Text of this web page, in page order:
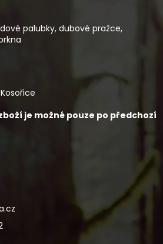
palubky, dubové pražce,
je možné pouze po předchozí